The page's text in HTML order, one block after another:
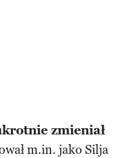
zmieniał
m.in. jako Silja